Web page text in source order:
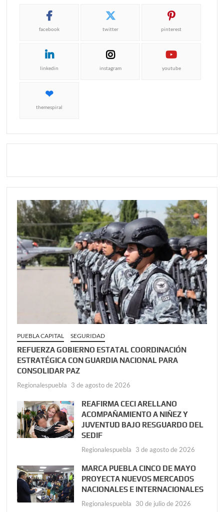
facebook twitter pinterest
linkedin instagram youtube
themespiral
PUEBLA CAPITAL SEGURIDAD
REFUERZA GOBIERNO ESTATAL COORDINACIÓN
ESTRATÉGICA CON GUARDIA NACIONAL PARA
CONSOLIDAR PAZ
Regionalespuebla 3 de agosto de 2026
REAFIRMA CECI ARELLANO
ACOMPAÑAMIENTO A NIÑEZ Y
JUVENTUD BAJO RESGUARDO DEL
SEDIF
Regionalespuebla 3 de agosto de 2026
MARCA PUEBLA CINCO DE MAYO
PROYECTA NUEVOS MERCADOS
NACIONALES E INTERNACIONALES
Regionalespuebla 30 de julio de 2026